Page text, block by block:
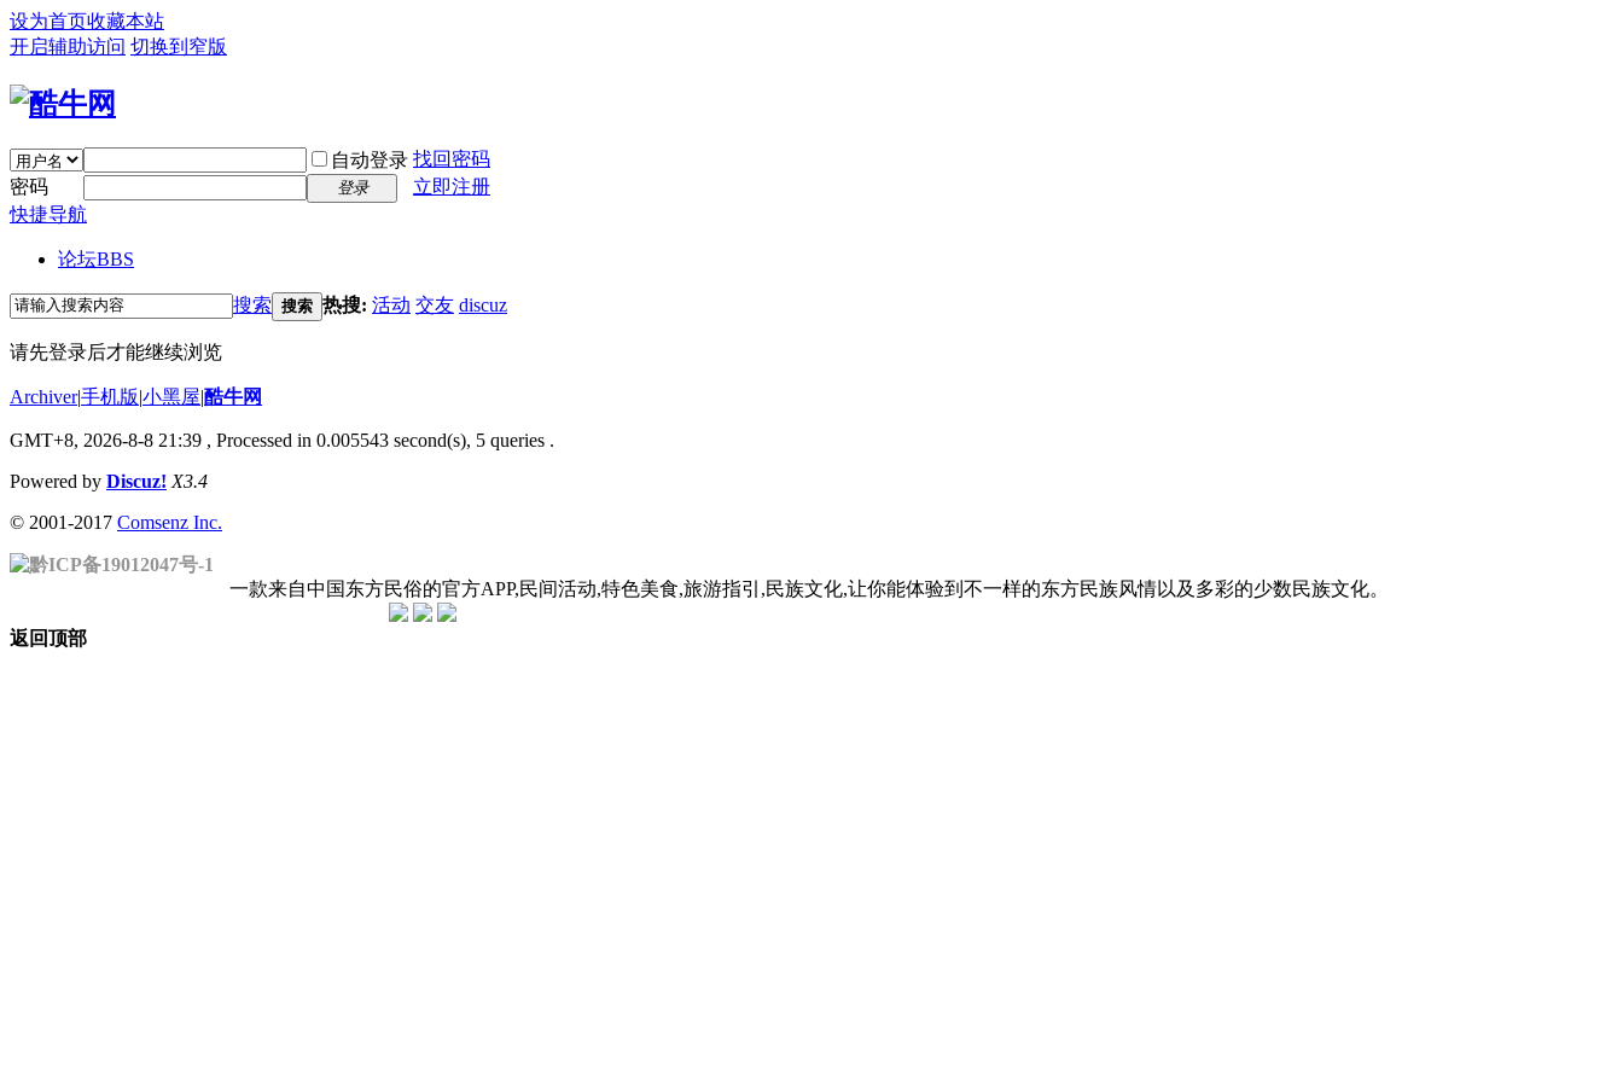
设为首页收藏本站
开启辅助访问 切换到窄版
自动登录 找回密码
密码
登录
立即注册
快捷导航
论坛BBS
搜索 搜索 热搜: 活动 交友 discuz
请先登录后才能继续浏览
Archiver|手机版|小黑屋|酷牛网
GMT+8, 2026-8-8 21:39 , Processed in 0.005543 second(s), 5 queries .
Powered by Discuz! X3.4
© 2001-2017 Comsenz Inc.
黔ICP备19012047号-1
一款来自中国东方民俗的官方APP,民间活动,特色美食,旅游指引,民族文化,让你能体验到不一样的东方民族风情以及多彩的少数民族文化。
返回顶部